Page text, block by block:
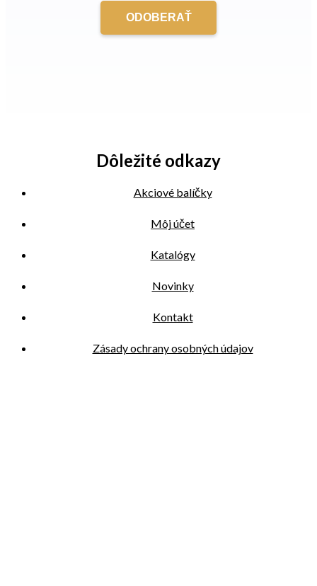
Dôležité odkazy
Akciové balíčky
Môj účet
Katalógy
Novinky
Kontakt
Zásady ochrany osobných údajov